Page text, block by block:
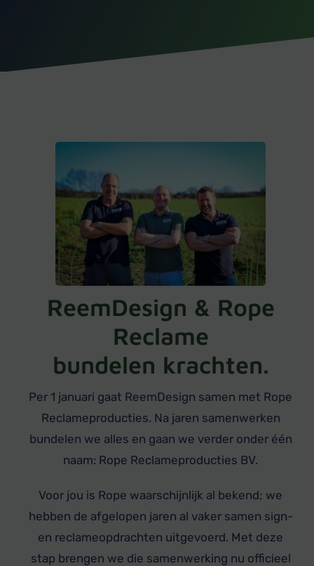
ReemDesign & Rope
Reclame
bundelen krachten.
Per 1 januari gaat ReemDesign samen met Rope
Reclameproducties. Na jaren samenwerken
bundelen we alles en gaan we verder onder één
naam: Rope Reclameproducties BV.
Voor jou is Rope waarschijnlijk al bekend; we
hebben de afgelopen jaren al vaker samen sign-
en reclameopdrachten uitgevoerd. Met deze
stap brengen we die samenwerking nu officieel